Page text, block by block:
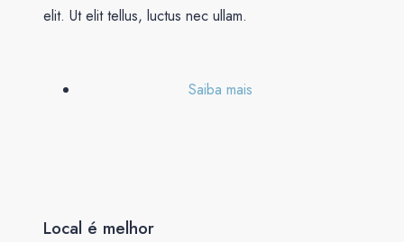
elit. Ut elit tellus, luctus nec ullam.
Saiba mais
Local é melhor